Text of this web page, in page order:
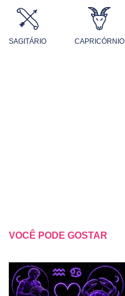
SAGITÁRIO CAPRICÓRNIO
VOCÊ PODE GOSTAR